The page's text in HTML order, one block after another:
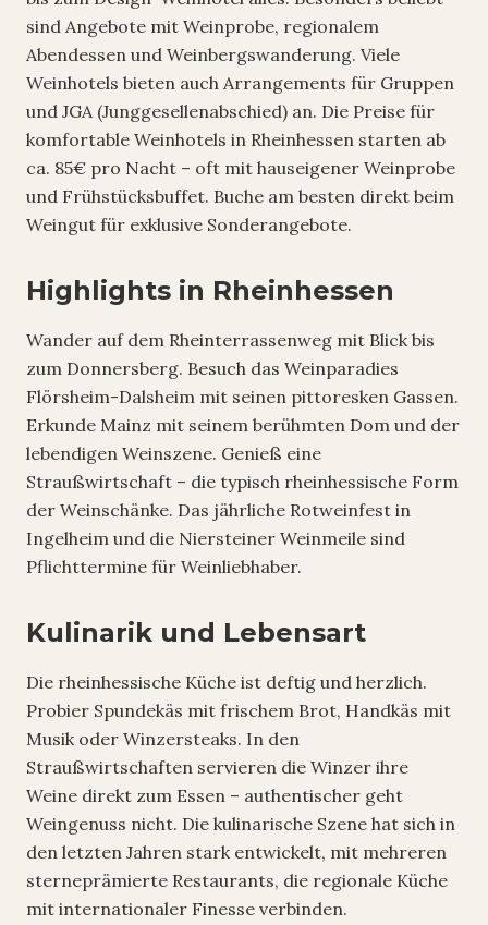
sind Angebote mit Weinprobe, regionalem
Abendessen und Weinbergswanderung. Viele
Weinhotels bieten auch Arrangements für Gruppen
und JGA (Junggesellenabschied) an. Die Preise für
komfortable Weinhotels in Rheinhessen starten ab
ca. 85€ pro Nacht – oft mit hauseigener Weinprobe
und Frühstücksbuffet. Buche am besten direkt beim
Weingut für exklusive Sonderangebote.
Highlights in Rheinhessen
Wander auf dem Rheinterrassenweg mit Blick bis
zum Donnersberg. Besuch das Weinparadies
Flörsheim-Dalsheim mit seinen pittoresken Gassen.
Erkunde Mainz mit seinem berühmten Dom und der
lebendigen Weinszene. Genieß eine
Straußwirtschaft – die typisch rheinhessische Form
der Weinschänke. Das jährliche Rotweinfest in
Ingelheim und die Niersteiner Weinmeile sind
Pflichttermine für Weinliebhaber.
Kulinarik und Lebensart
Die rheinhessische Küche ist deftig und herzlich.
Probier Spundekäs mit frischem Brot, Handkäs mit
Musik oder Winzersteaks. In den
Straußwirtschaften servieren die Winzer ihre
Weine direkt zum Essen – authentischer geht
Weingenuss nicht. Die kulinarische Szene hat sich in
den letzten Jahren stark entwickelt, mit mehreren
sterneprämierte Restaurants, die regionale Küche
mit internationaler Finesse verbinden.